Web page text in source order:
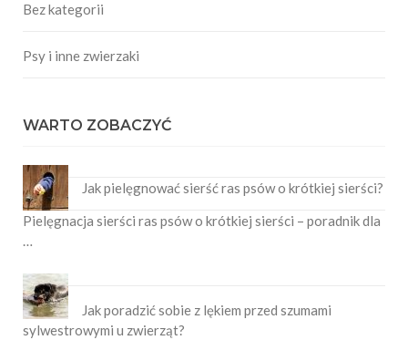
Bez kategorii
Psy i inne zwierzaki
WARTO ZOBACZYĆ
Jak pielęgnować sierść ras psów o krótkiej sierści?
Pielęgnacja sierści ras psów o krótkiej sierści – poradnik dla
…
Jak poradzić sobie z lękiem przed szumami
sylwestrowymi u zwierząt?